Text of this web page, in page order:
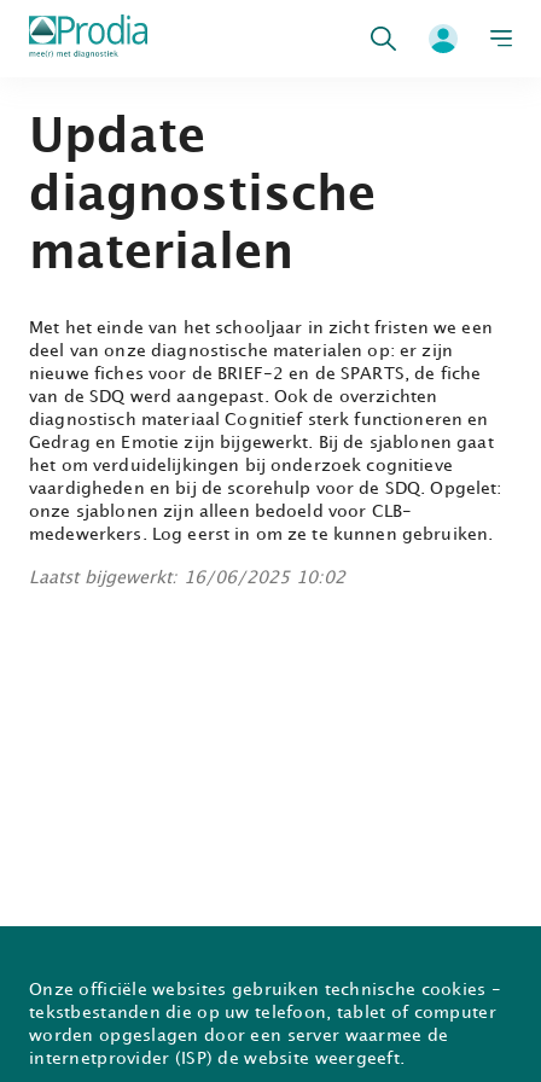
Zoeken
Update
diagnostische
materialen
Met het einde van het schooljaar in zicht fristen we een
deel van onze diagnostische materialen op: er zijn
nieuwe fiches voor de BRIEF-2 en de SPARTS, de fiche
van de SDQ werd aangepast. Ook de overzichten
diagnostisch materiaal Cognitief sterk functioneren en
Gedrag en Emotie zijn bijgewerkt. Bij de sjablonen gaat
het om verduidelijkingen bij onderzoek cognitieve
vaardigheden en bij de scorehulp voor de SDQ. Opgelet:
onze sjablonen zijn alleen bedoeld voor CLB-
medewerkers. Log eerst in om ze te kunnen gebruiken.
Laatst bijgewerkt: 16/06/2025 10:02
Over Prodia
Nieuwsflash
FAQ
Inschrijven voor de Prodiabrief
Onze officiële websites gebruiken technische cookies -
tekstbestanden die op uw telefoon, tablet of computer
worden opgeslagen door een server waarmee de
internetprovider (ISP) de website weergeeft.